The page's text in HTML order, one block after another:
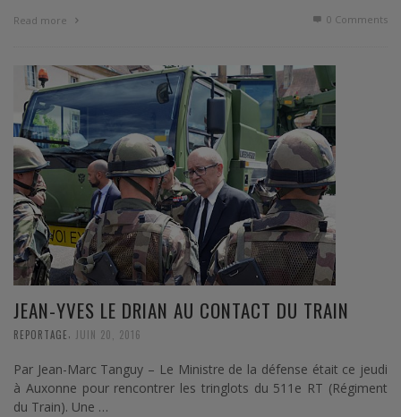
Read more 0 Comments
JEAN-YVES LE DRIAN AU CONTACT DU TRAIN
REPORTAGE, JUIN 20, 2016
Par Jean-Marc Tanguy – Le Ministre de la défense était ce jeudi
à Auxonne pour rencontrer les tringlots du 511e RT (Régiment
du Train). Une …